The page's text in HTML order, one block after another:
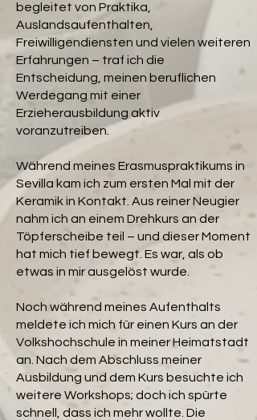
begleitet von Praktika,
Auslandsaufenthalten,
Freiwilligendiensten und vielen weiteren
Erfahrungen – traf ich die
Entscheidung, meinen beruflichen
Werdegang mit einer
Erzieherausbildung aktiv
voranzutreiben.
Während meines Erasmuspraktikums in
Sevilla kam ich zum ersten Mal mit der
Keramik in Kontakt. Aus reiner Neugier
nahm ich an einem Drehkurs an der
Töpferscheibe teil – und dieser Moment
hat mich tief bewegt. Es war, als ob
etwas in mir ausgelöst wurde.
Noch während meines Aufenthalts
meldete ich mich für einen Kurs an der
Volkshochschule in meiner Heimatstadt
an. Nach dem Abschluss meiner
Ausbildung und dem Kurs besuchte ich
weitere Workshops; doch ich spürte
schnell, dass ich mehr wollte. Die